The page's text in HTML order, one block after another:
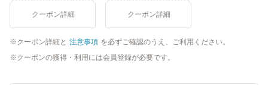
クーポン詳細 クーポン詳細
クーポン詳細と 注意事項 を必ずご確認のうえ、ご利用ください。
クーポンの獲得・利用には会員登録が必要です。